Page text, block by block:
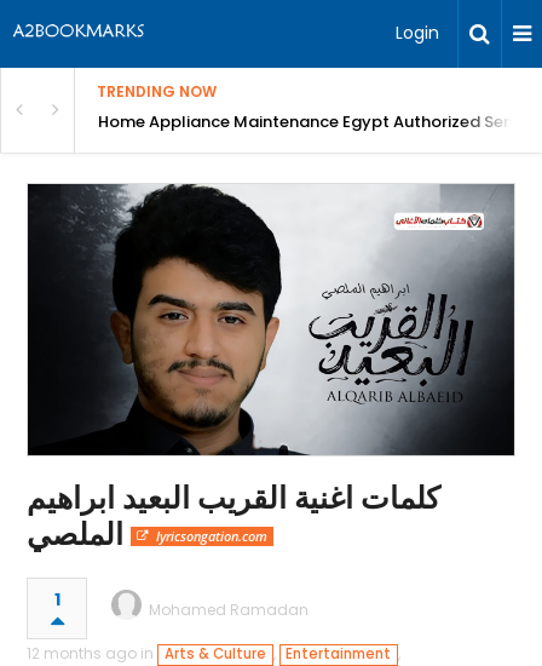
Login
TRENDING NOW
CT Scan, blood tests, Digital X-Ray, Best Dental ...
Home Appliance Maintenance Egypt Authorized
كلمات اغنية القريب البعيد ابراهيم
الملصي
lyricsongation.com
1 Mohamed Ramadan
12 months ago in Arts & Culture , Entertainment ,